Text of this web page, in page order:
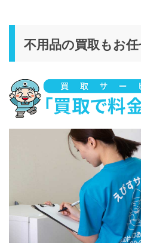
不用品の買取もお任